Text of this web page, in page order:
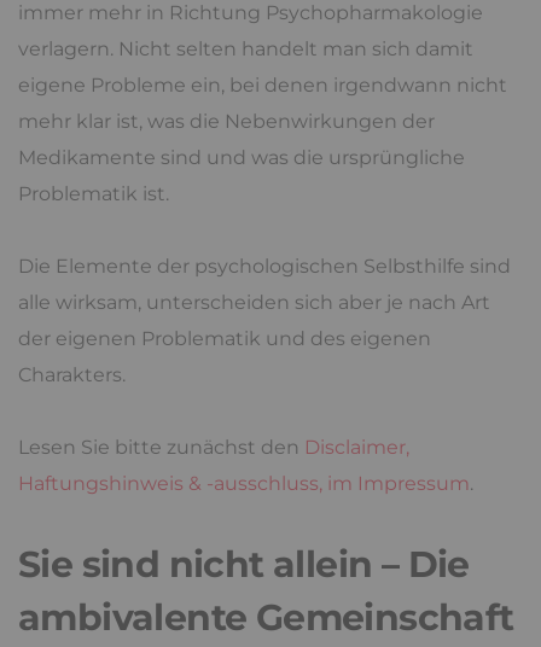
immer mehr in Richtung Psychopharmakologie
verlagern. Nicht selten handelt man sich damit
eigene Probleme ein, bei denen irgendwann nicht
mehr klar ist, was die Nebenwirkungen der
Medikamente sind und was die ursprüngliche
Problematik ist.
Die Elemente der psychologischen Selbsthilfe sind
alle wirksam, unterscheiden sich aber je nach Art
der eigenen Problematik und des eigenen
Charakters.
Lesen Sie bitte zunächst den Disclaimer,
Haftungshinweis & -ausschluss, im Impressum.
Sie sind nicht allein – Die
ambivalente Gemeinschaft